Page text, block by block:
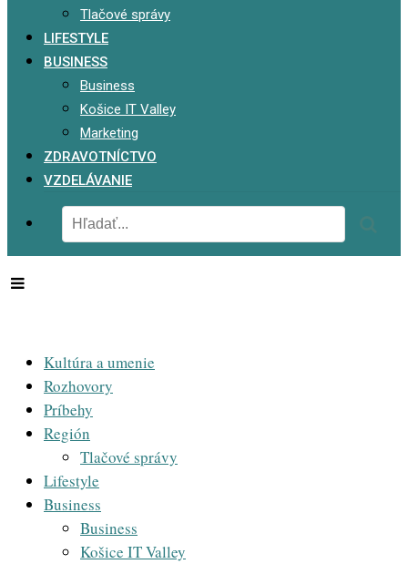
Tlačové správy
LIFESTYLE
BUSINESS
Business
Košice IT Valley
Marketing
ZDRAVOTNÍCTVO
VZDELÁVANIE
Kultúra a umenie
Rozhovory
Príbehy
Región
Tlačové správy
Lifestyle
Business
Business
Košice IT Valley